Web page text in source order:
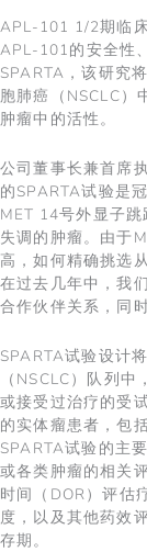
APL-101 1/2期临
APL-101的安全性
SPARTA，该研究
胞肺癌（NSCLC）
肿瘤中的活性。
公司董事长兼首席
的SPARTA试验是
MET 14号外显子
失调的肿瘤。由于
高，如何精确挑选
在过去几年中，我
合作伙伴关系，同
SPARTA试验设计
（NSCLC）队列
或接受过治疗的受
的实体瘤患者，包
SPARTA试验的主
或各类肿瘤的相关
时间（DOR）评估
度，以及其他药效
存期。